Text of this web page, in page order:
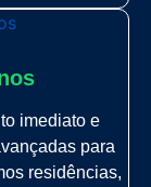
imediato e
para
residências,